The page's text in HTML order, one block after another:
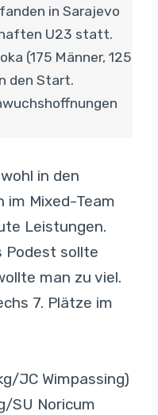
in Sarajevo
U23 statt.
(175 Männer, 125
den Start.
in den
im Mixed-Team
Leistungen.
Podest sollte
man zu viel.
7. Plätze im
JC Wimpassing)
SU Noricum